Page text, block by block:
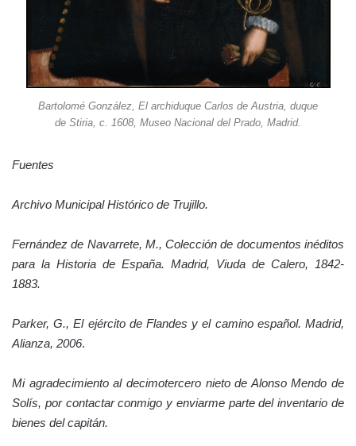
Bartolomé González, El archiduque Carlos de Austria, duque
de Stiria, c. 1608, Museo Nacional del Prado, Madrid.
Fuentes
Archivo Municipal Histórico de Trujillo.
Fernández de Navarrete, M., Colección de documentos inéditos
para la Historia de España. Madrid, Viuda de Calero, 1842-
1883.
Parker, G., El ejército de Flandes y el camino español. Madrid,
Alianza, 2006.
Mi agradecimiento al decimotercero nieto de Alonso Mendo de
Solís, por contactar conmigo y enviarme parte del inventario de
bienes del capitán.